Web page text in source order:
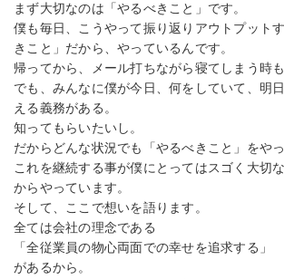
まず大切なのは「やるべきこと」です。
僕も毎日、こうやって振り返りアウトプット
きこと」だから、やっているんです。
帰ってから、メール打ちながら寝てしまう時も
でも、みんなに僕が今日、何をしていて、明
える義務がある。
知ってもらいたいし。
だからどんな状況でも「やるべきこと」をや
これを継続する事が僕にとってはスゴく大切
からやっています。
そして、ここで想いを語ります。
全ては会社の理念である
「全従業員の物心両面での幸せを追求する」
があるから。